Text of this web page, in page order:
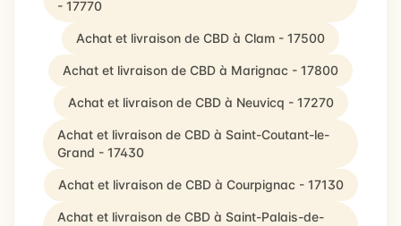
- 17770
Achat et livraison de CBD à Clam - 17500
Achat et livraison de CBD à Marignac - 17800
Achat et livraison de CBD à Neuvicq - 17270
Achat et livraison de CBD à Saint-Coutant-le-
Grand - 17430
Achat et livraison de CBD à Courpignac - 17130
Achat et livraison de CBD à Saint-Palais-de-